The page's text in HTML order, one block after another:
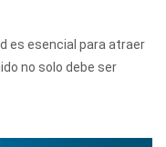
es esencial para atraer
no solo debe ser